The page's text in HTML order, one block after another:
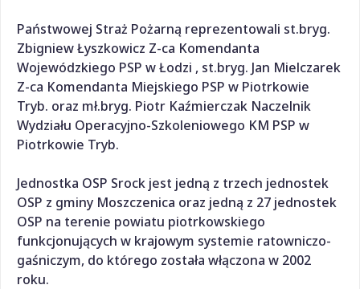
Państwowej Straż Pożarną reprezentowali st.bryg.
Zbigniew Łyszkowicz Z-ca Komendanta
Wojewódzkiego PSP w Łodzi , st.bryg. Jan Mielczarek
Z-ca Komendanta Miejskiego PSP w Piotrkowie
Tryb. oraz mł.bryg. Piotr Kaźmierczak Naczelnik
Wydziału Operacyjno-Szkoleniowego KM PSP w
Piotrkowie Tryb.
Jednostka OSP Srock jest jedną z trzech jednostek
OSP z gminy Moszczenica oraz jedną z 27 jednostek
OSP na terenie powiatu piotrkowskiego
funkcjonujących w krajowym systemie ratowniczo-
gaśniczym, do którego została włączona w 2002
roku.